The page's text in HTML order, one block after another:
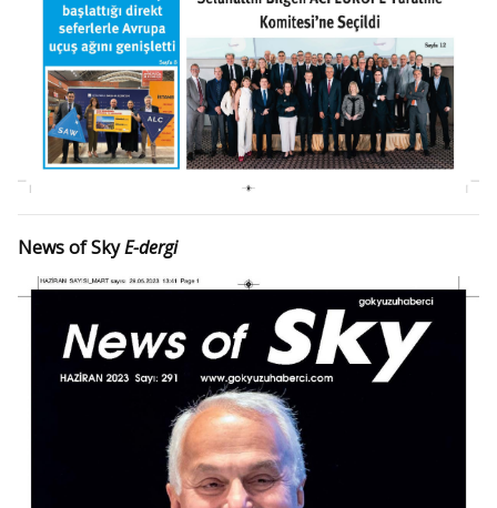
News of SkyE-dergi